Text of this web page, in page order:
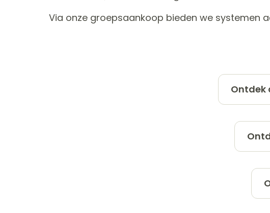
Via onze groepsaankoop bieden we systemen